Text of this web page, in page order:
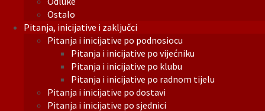
Ostalo
Pitanja, inicijative i zaključci
Pitanja i inicijative po podnosiocu
Pitanja i inicijative po vijećniku
Pitanja i inicijative po klubu
Pitanja i inicijative po radnom tijelu
Pitanja i inicijative po dostavi
Pitanja i inicijative po sjednici